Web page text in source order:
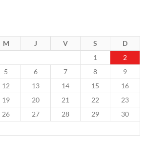
M J V S
D
1
2
5 6 7 8
9
12 13 14 15
16
19 20 21 22
23
26 27 28 29
30